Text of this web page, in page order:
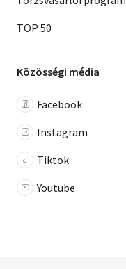
TOP 50
Közösségi média
Facebook
Instagram
Tiktok
Youtube